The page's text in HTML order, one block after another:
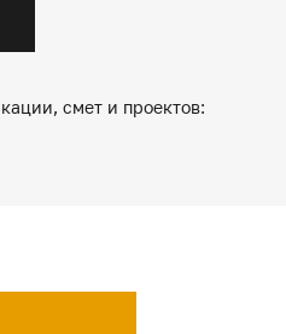
смет и проектов: